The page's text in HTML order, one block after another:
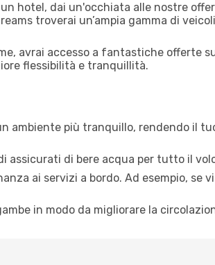
hotel, dai un'occhiata alle nostre
troverai un’ampia gamma di
avrai accesso a fantastiche offerte
flessibilità e tranquillità.
ambiente più tranquillo, rendendo il
assicurati di bere acqua per tutto il
ai servizi a bordo. Ad esempio, se
in modo da migliorare la